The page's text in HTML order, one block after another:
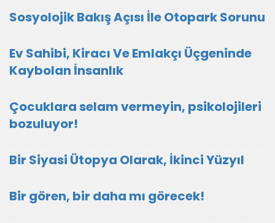
Sosyolojik Bakış Açısı İle Otopark Sorunu
Ev Sahibi, Kiracı Ve Emlakçı Üçgeninde
Kaybolan İnsanlık
Çocuklara selam vermeyin, psikolojileri
bozuluyor!
Bir Siyasi Ütopya Olarak, İkinci Yüzyıl
Bir gören, bir daha mı görecek!